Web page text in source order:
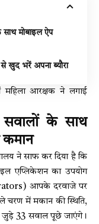
साथ मोबाइल ऐप
खुद भरें अपना ब्यौरा
महिला आरक्षक ने लगाई
सवालों के साथ
कमान
ने साफ कर दिया है कि
एप्लिकेशन का उपयोग
आपके दरवाजे पर
चरण में मकान की स्थिति,
जुड़े 33 सवाल पूछे जाएंगे।